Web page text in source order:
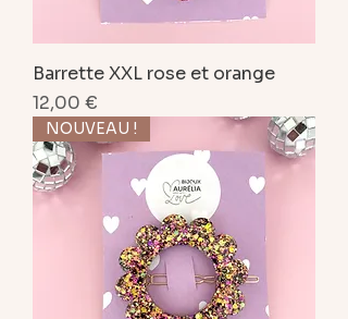
Barrette XXL rose et orange
Prix
12,00 €
NOUVEAU !